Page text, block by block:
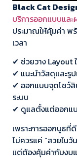
Black Cat
บริการออกแบบแล
ประมาณให้คุ้มค่า พ
เวลา
✔ ช่วยวาง Layout
✔ แนะนำวัสดุและรู
✔ ออกแบบจุดโชว์สิ
ระบบ
✔ ดูแลตั้งแต่ออกแ
เพราะการออกบูธที่ดี
ไม่ควรแค่ “สวยในวั
แต่ต้องคุ้มค่ากับงบแ